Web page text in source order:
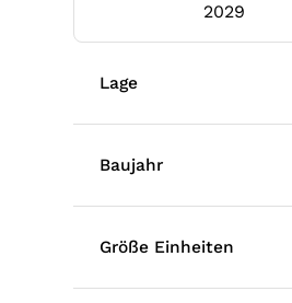
2029
Lage
Baujahr
Größe Einheiten